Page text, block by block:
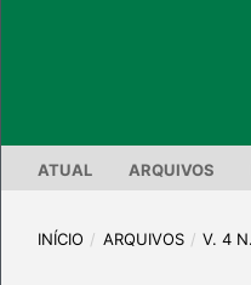
ATUAL ARQUIVOS
INÍCIO / ARQUIVOS / V. 4